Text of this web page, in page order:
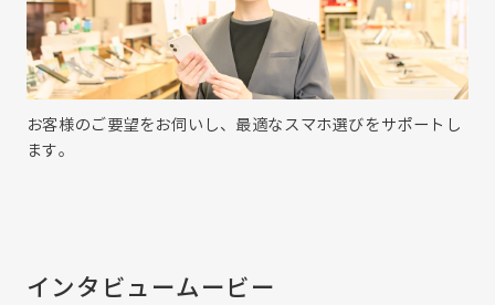
お客様のご要望をお伺いし、最適なスマホ選びをサポートし
ます。
インタビュームービー